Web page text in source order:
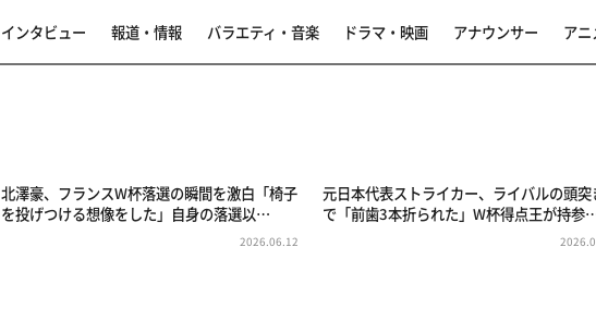
インタビュー 報道・情報 バラエティ・音楽 ドラマ・映画 アナウンサー アニ
北澤豪、フランスW杯落選の瞬間を激白「椅子
を投げつける想像をした」自身の落選以…
2026.06.12
元日本代表ストライカー、ライバルの頭突
で「前歯3本折られた」W杯得点王が持参